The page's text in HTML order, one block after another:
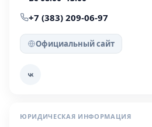
+7 (383) 209-06-97
Официальный сайт
ЮРИДИЧЕСКАЯ ИНФОРМАЦИЯ